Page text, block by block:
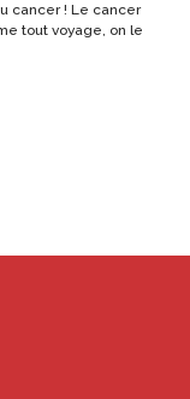
cancer ! Le cancer
tout voyage, on le